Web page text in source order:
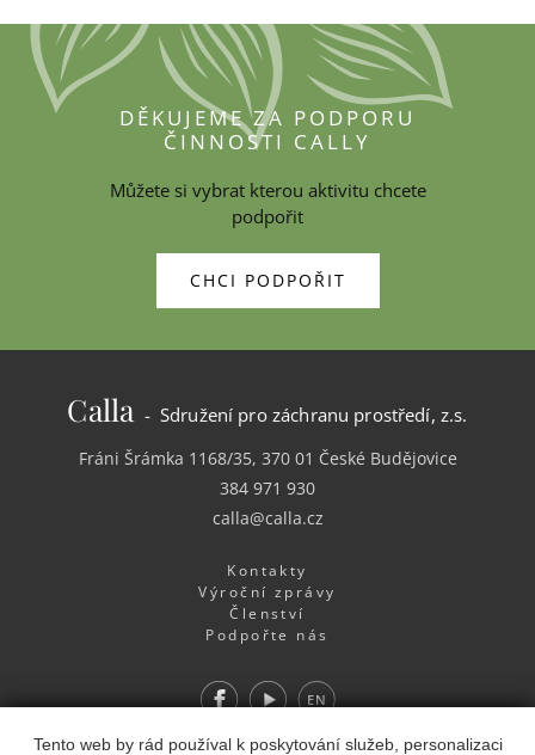
Tento web by rád používal k poskytování služeb, personalizaci
DĚKUJEME ZA PODPORU
ČINNOSTI CALLY
Můžete si vybrat kterou aktivitu chcete
podpořit
CHCI PODPOŘIT
Calla - Sdružení pro záchranu prostředí, z.s.
Fráni Šrámka 1168/35, 370 01 České Budějovice
384 971 930
calla@calla.cz
Kontakty
Výroční zprávy
Členství
Podpořte nás
FacebookYoutube EN
Webdesign& Webhosting&publikační systém Toolkit-